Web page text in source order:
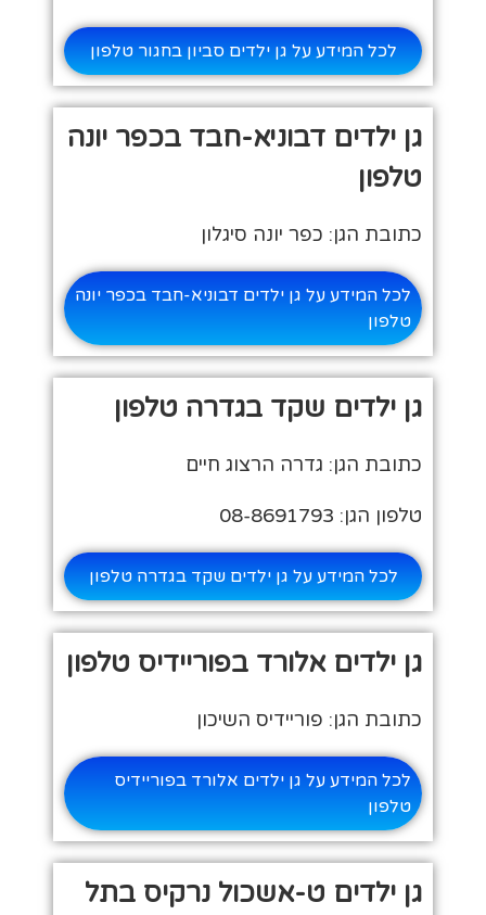
לכל המידע על גן ילדים סביון בחגור טלפון
גן ילדים דבוניא-חבד בכפר יונה
טלפון
כתובת הגן: כפר יונה סיגלון
לכל המידע על גן ילדים דבוניא-חבד בכפר יונה
טלפון
גן ילדים שקד בגדרה טלפון
כתובת הגן: גדרה הרצוג חיים
טלפון הגן: 08-8691793
לכל המידע על גן ילדים שקד בגדרה טלפון
גן ילדים אלורד בפוריידיס טלפון
כתובת הגן: פוריידיס השיכון
לכל המידע על גן ילדים אלורד בפוריידיס
טלפון
גן ילדים ט-אשכול נרקיס בתל